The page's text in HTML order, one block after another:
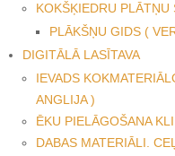
KOKŠĶIEDRU
PLĀKŠŅU GIDS (
DIGITĀLĀ LASĪTAVA
IEVADS
ANGLIJA )
ĒKU PIELĀGOŠANA
DABAS MATERIĀLI.